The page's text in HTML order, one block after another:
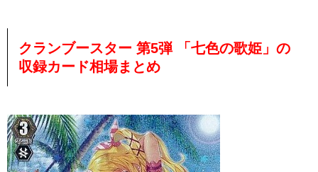
クランブースター 第5弾 「七色の歌姫」の
収録カード相場まとめ